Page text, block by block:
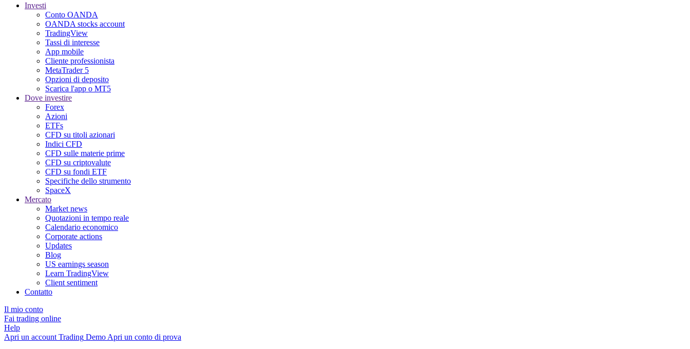
Investi
Conto OANDA
OANDA stocks account
TradingView
Tassi di interesse
App mobile
Cliente professionista
MetaTrader 5
Opzioni di deposito
Scarica l'app o MT5
Dove investire
Forex
Azioni
ETFs
CFD su titoli azionari
Indici CFD
CFD sulle materie prime
CFD su criptovalute
CFD su fondi ETF
Specifiche dello strumento
SpaceX
Mercato
Market news
Quotazioni in tempo reale
Calendario economico
Corporate actions
Updates
Blog
US earnings season
Learn TradingView
Client sentiment
Contatto
Il mio conto
Fai trading online
Help
Apri un account Trading Demo Apri un conto di prova